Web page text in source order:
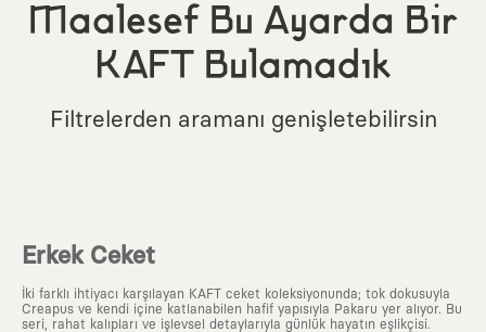
Maalesef Bu Ayarda Bir
KAFT Bulamadık
Filtrelerden aramanı genişletebilirsin
Erkek Ceket
İki farklı ihtiyacı karşılayan KAFT ceket koleksiyonunda; tok dokusuyla
Creapus ve kendi içine katlanabilen hafif yapısıyla Pakaru yer alıyor. Bu
seri, rahat kalıpları ve işlevsel detaylarıyla günlük hayatın eşlikçisi.